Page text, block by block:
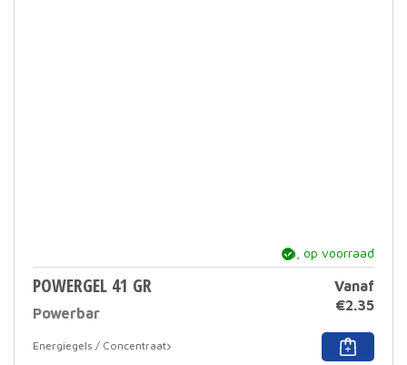
ja, op voorraad
POWERGEL 41 GR
Powerbar
Vanaf
€2.35
Energiegels / Concentraat
Dit